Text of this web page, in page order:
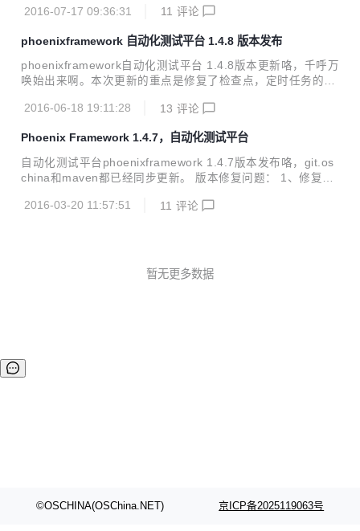
觉，尤其在后续的功能扩展上也比较麻烦，随着用户量的增
多的问题。但苦于一直没有足够时间。趁这最近换工作间歇的
几天时间，狠下心来把这几个模块的代码好好重构了一下。 本
次重构除对重要模块代码重构外，对页面的js方法，页面功
新的感觉。 二、重构效果体验 重构之后的效果如下： 在de
2016-07-17 09:36:31 11 评论
phoenixframework 自动化测试平台 1.4.8 版本发布
phoenixframework自动化测试平台 1.4.8版本更新咯，千呼万
唤始出来啊。本次更新的重点是修复了检查点，定时任务的细
ehcache缓存，数据库连接池查看；更重要的是这个版本支持
hina及github均已同步更新。maven需要明天下午才能更新。
升级方式和war包下载地址请见官网： http://www.cewan.la
最新版本1.4.8版本升级的详细内容： phoenix_node:优化性
2016-06-18 19:11:28 13 评论
Phoenix Framework 1.4.7，自动化测试平台
自动化测试平台phoenixframework 1.4.7版本发布咯，git.os
china和maven都已经同步更新。 版本修复问题： 1、修复多
加对body参数的支持 3、对平台的各模块代码进行了部分重
试工具 7、抽离出了公共的phoenix_common模块 8、重构了
2016-03-20 11:57:51 11 评论
暂无更多数据
©OSCHINA(OSChina.NET) 京ICP备2025119063号